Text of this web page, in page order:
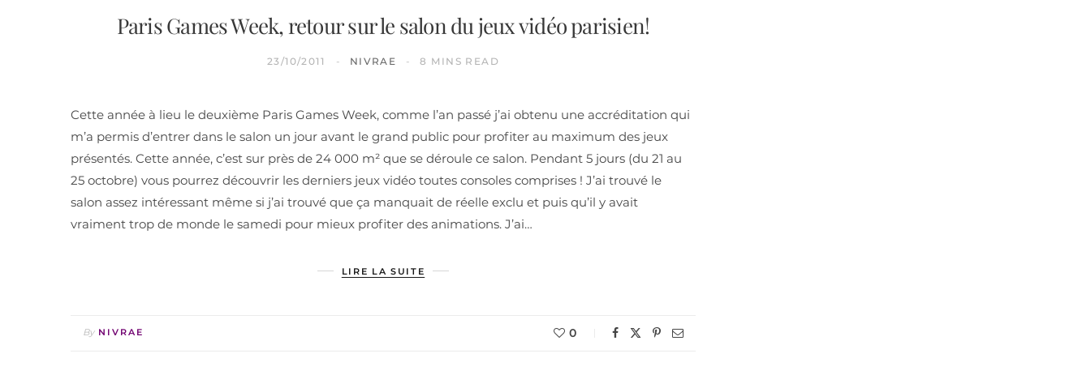
Paris Games Week, retour sur le salon du jeux vidéo parisien!
23/10/2011 NIVRAE 8 MINS READ
Cette année à lieu le deuxième Paris Games Week, comme l’an passé j’ai obtenu une accréditation qui
m’a permis d’entrer dans le salon un jour avant le grand public pour profiter au maximum des jeux
présentés. Cette année, c’est sur près de 24 000 m² que se déroule ce salon. Pendant 5 jours (du 21 au
25 octobre) vous pourrez découvrir les derniers jeux vidéo toutes consoles comprises ! J’ai trouvé le
salon assez intéressant même si j’ai trouvé que ça manquait de réelle exclu et puis qu’il y avait
vraiment trop de monde le samedi pour mieux profiter des animations. J’ai…
LIRE LA SUITE
By NIVRAE 0